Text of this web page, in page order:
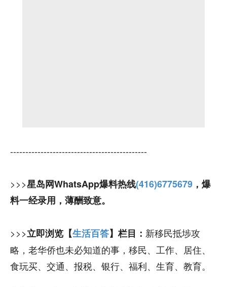
---------------------------------------------
>>>星岛网WhatsApp爆料热线(416)6775679 ，爆
料一经录用，薄酬致意。
>>>立即浏览【生活百答】栏目： 新移民抵埗攻
略，老华侨也未必知道的事，移民、工作、居住、
食玩买、交通、报税、银行、福利、生育、教育。